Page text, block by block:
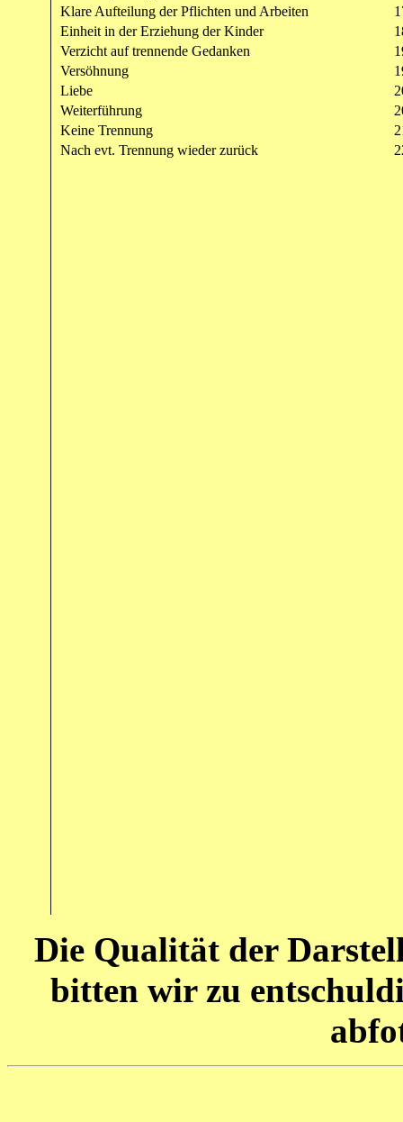
Klare Aufteilung der Pflichten und Arbeiten
Einheit in der Erziehung der Kinder
Verzicht auf trennende Gedanken
Versöhnung
Liebe
Weiterführung
Keine Trennung
Nach evt. Trennung wieder zurück
Die Qualität der
bitten wir zu